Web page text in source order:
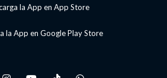
la App en App Store
la App en Google Play Store